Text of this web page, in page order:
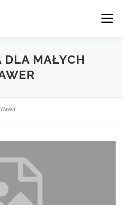
Menu
?
DLA MAŁYCH